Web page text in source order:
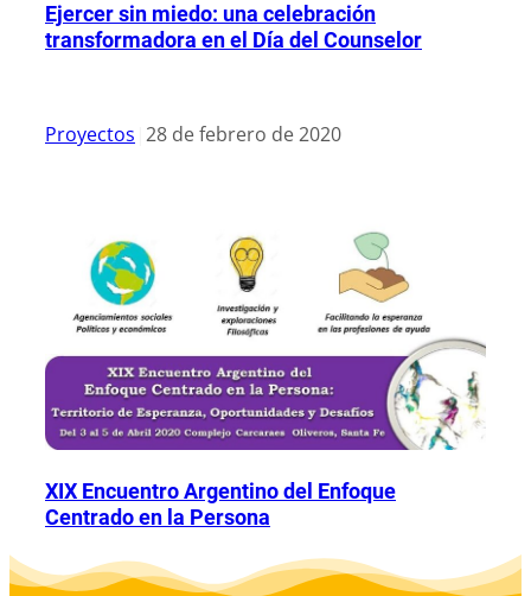
Ejercer sin miedo: una celebración
transformadora en el Día del Counselor
Proyectos 28 de febrero de 2020
XIX Encuentro Argentino del Enfoque
Centrado en la Persona